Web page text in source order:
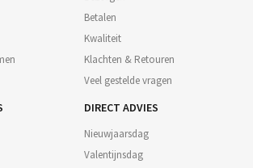
Betalen
Kwaliteit
Klachten & Retouren
Veel gestelde vragen
DIRECT ADVIES
Nieuwjaarsdag
Valentijnsdag